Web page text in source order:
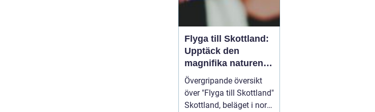
Flyga till Skottland:
Upptäck den
magnifika naturen
och rika historien
Övergripande översikt
över "Flyga till Skottland"
Skottland, beläget i norra